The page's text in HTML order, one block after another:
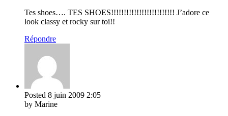
Tes shoes…. TES SHOES!!!!!!!!!!!!!!!!!!!!!!!!! J’adore ce
look classy et rocky sur toi!!
Répondre
Posted 8 juin 2009 2:05
by Marine